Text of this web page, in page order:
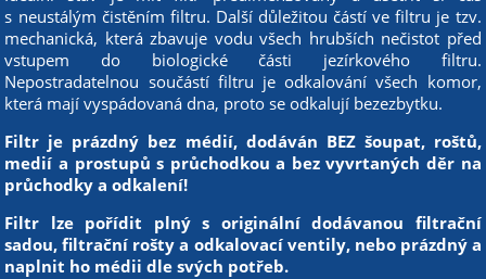
s neustálým čistěním filtru. Další důležitou částí ve filtru je tzv.
mechanická, která zbavuje vodu všech hrubších nečistot před
vstupem do biologické části jezírkového filtru.
Nepostradatelnou součástí filtru je odkalování všech komor,
která mají vyspádovaná dna, proto se odkalují bezezbytku.
Filtr je prázdný bez médií, dodáván BEZ šoupat, roštů,
medií a prostupů s průchodkou a bez vyvrtaných děr na
průchodky a odkalení!
Filtr lze pořídit plný s originální dodávanou filtrační
sadou, filtrační rošty a odkalovací ventily, nebo prázdný a
naplnit ho médii dle svých potřeb.